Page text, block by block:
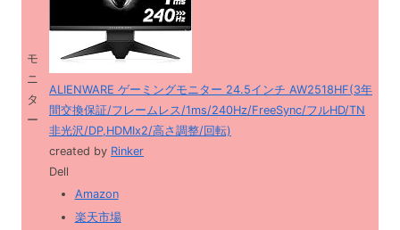
モ
ニ
タ
ー
ALIENWARE ゲーミングモニター 24.5インチ AW2518HF(3年
間交換保証/フレームレス/1ms/240Hz/FreeSync/フルHD/TN
非光沢/DP,HDMIx2/高さ調整/回転)
created by Rinker
Dell
Amazon
楽天市場